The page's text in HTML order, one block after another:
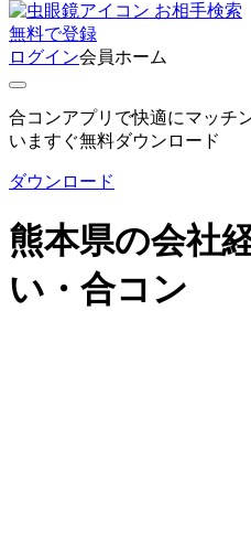
お相手検索
無料で登録
ログイン会員ホーム
合コンアプリで快適にマッチ
いますぐ無料ダウンロード
ダウンロード
熊本県の会社
い・合コン